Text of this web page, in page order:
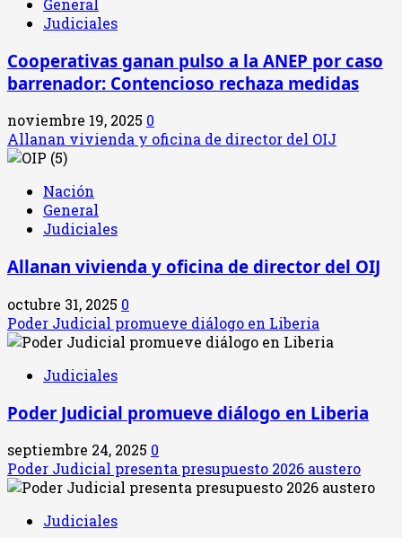
General
Judiciales
Cooperativas ganan pulso a la ANEP por caso
barrenador: Contencioso rechaza medidas
noviembre 19, 2025 0
Allanan vivienda y oficina de director del OIJ
Nación
General
Judiciales
Allanan vivienda y oficina de director del OIJ
octubre 31, 2025 0
Poder Judicial promueve diálogo en Liberia
Judiciales
Poder Judicial promueve diálogo en Liberia
septiembre 24, 2025 0
Poder Judicial presenta presupuesto 2026 austero
Judiciales